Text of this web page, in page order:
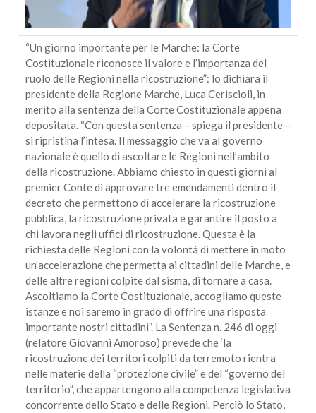
“Un giorno importante per le Marche: la Corte
Costituzionale riconosce il valore e l’importanza del
ruolo delle Regioni nella ricostruzione”: lo dichiara il
presidente della Regione Marche, Luca Ceriscioli, in
merito alla sentenza della Corte Costituzionale appena
depositata. “Con questa sentenza – spiega il presidente –
si ripristina l’intesa. Il messaggio che va al governo
nazionale è quello di ascoltare le Regioni nell’ambito
della ricostruzione. Abbiamo chiesto in questi giorni al
premier Conte di approvare tre emendamenti dentro il
decreto che permettono di accelerare la ricostruzione
pubblica, la ricostruzione privata e garantire il posto a
chi lavora negli uffici di ricostruzione. Questa è la
richiesta delle Regioni con la volontà di mettere in moto
un’accelerazione che permetta ai cittadini delle Marche, e
delle altre regioni colpite dal sisma, di tornare a casa.
Ascoltiamo la Corte Costituzionale, accogliamo queste
istanze e noi saremo in grado di offrire una risposta
importante nostri cittadini”. La Sentenza n. 246 di oggi
(relatore Giovanni Amoroso) prevede che ‘la
ricostruzione dei territori colpiti da terremoto rientra
nelle materie della “protezione civile” e del “governo del
territorio”, che appartengono alla competenza legislativa
concorrente dello Stato e delle Regioni. Perciò lo Stato,